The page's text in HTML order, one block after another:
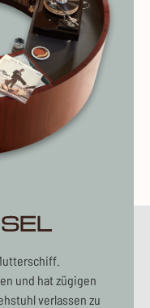
und hat zügigen
verlassen zu